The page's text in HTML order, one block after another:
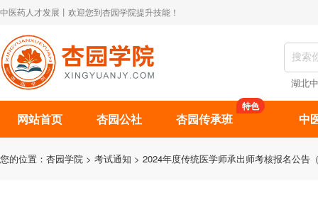
中医药人才发展丨欢迎您到杏园学院提升技能！
湖北
网站首页 杏园公社 杏园传承班
特色
中
您的位置： 杏园学院 > 考试通知 > 2024年度传统医学师承出师考核报名公告